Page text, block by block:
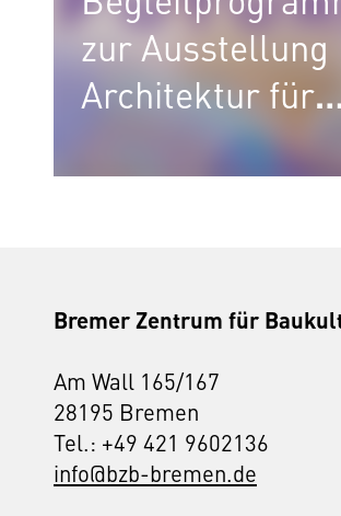
zur Ausstellung
Architektur für
Bremer Zentrum für
Am Wall 165/167
28195 Bremen
Tel.: +49 421 9602136
info@bzb-bremen.de